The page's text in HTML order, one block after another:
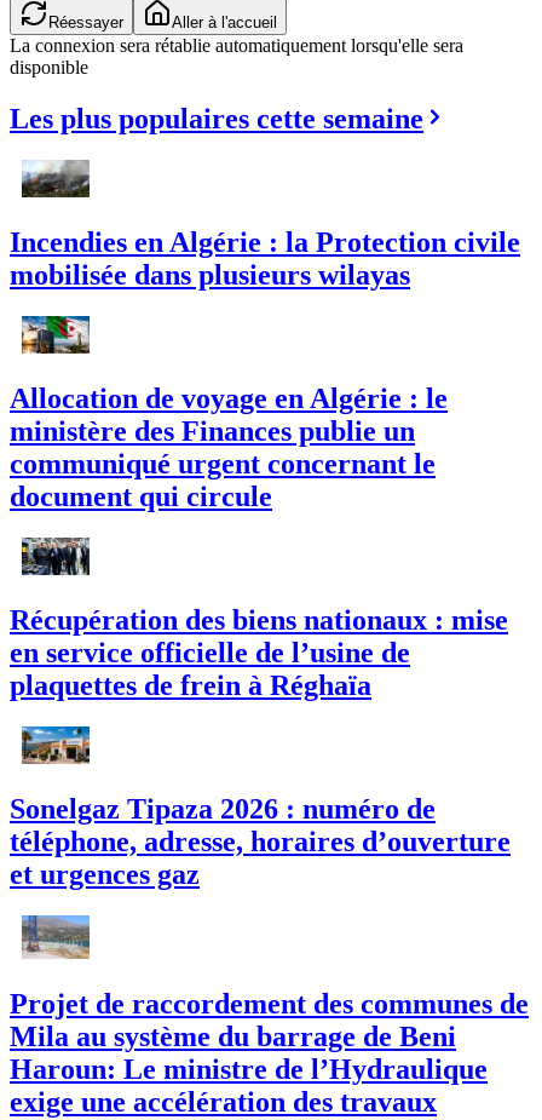
Vérification de la connexion...
La connexion sera rétablie automatiquement lorsqu'elle sera
disponible
Les plus populaires cette semaine
Incendies en Algérie : la Protection civile
mobilisée dans plusieurs wilayas
Allocation de voyage en Algérie : le
ministère des Finances publie un
communiqué urgent concernant le
document qui circule
Récupération des biens nationaux : mise
en service officielle de l’usine de
plaquettes de frein à Réghaïa
Sonelgaz Tipaza 2026 : numéro de
téléphone, adresse, horaires d’ouverture
et urgences gaz
Projet de raccordement des communes de
Mila au système du barrage de Beni
Haroun: Le ministre de l’Hydraulique
exige une accélération des travaux